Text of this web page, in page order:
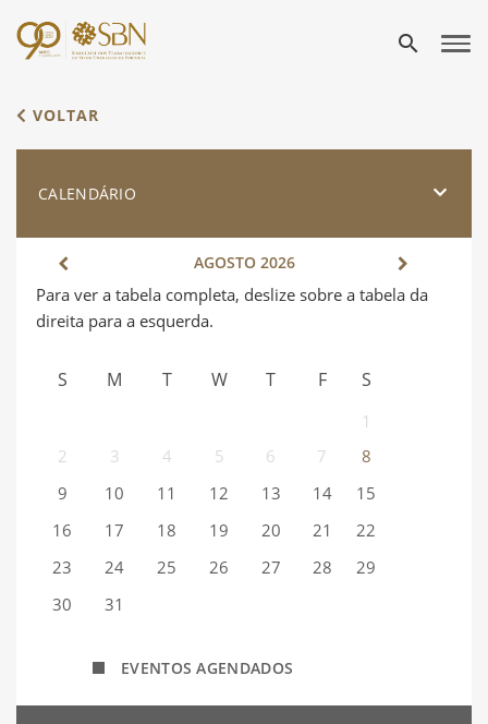
search
VOLTAR
CALENDÁRIO
AGOSTO 2026
S M T W T F S
1
2
3 4 5 6 7
8
9
10 11 12 13 14
15
16
17 18 19 20 21
22
23
24 25 26 27 28
29
30
31
EVENTOS AGENDADOS